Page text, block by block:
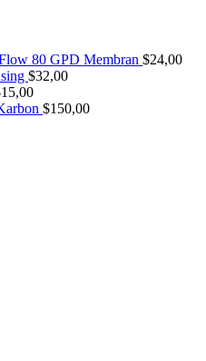
80 GPD Membran $24,00
$32,00
15,00
$150,00